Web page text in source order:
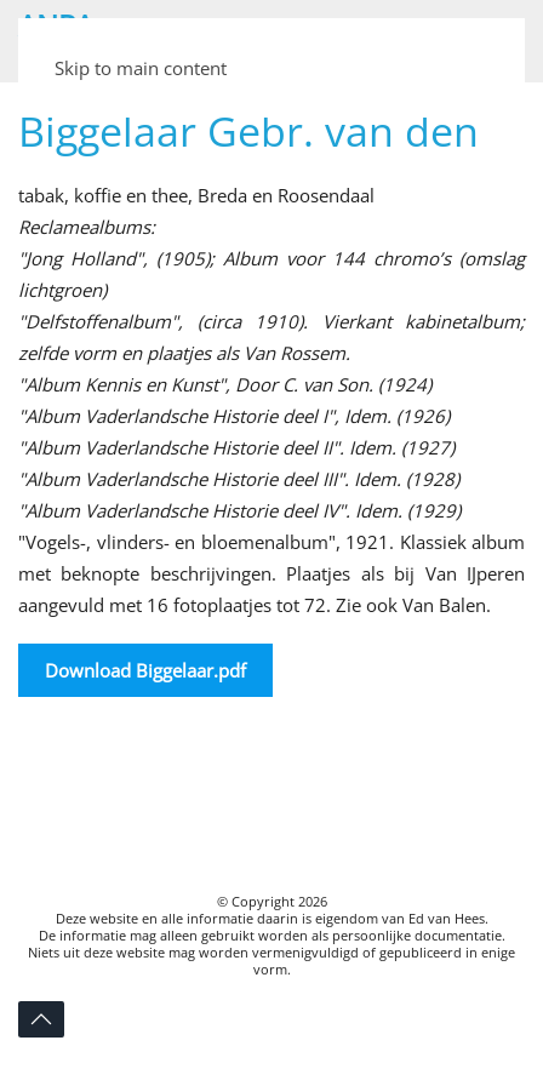
Skip to main content
ANPA
Archief van Nederlandse Plaatjesalbums
Biggelaar Gebr. van den
tabak, koffie en thee, Breda en Roosendaal
Reclamealbums:
"Jong Holland", (1905); Album voor 144 chromo’s (omslag
lichtgroen)
"Delfstoffenalbum", (circa 1910). Vierkant kabinetalbum;
zelfde vorm en plaatjes als Van Rossem.
"Album Kennis en Kunst", Door C. van Son. (1924)
"Album Vaderlandsche Historie deel I", Idem. (1926)
"Album Vaderlandsche Historie deel II". Idem. (1927)
"Album Vaderlandsche Historie deel III". Idem. (1928)
"Album Vaderlandsche Historie deel IV". Idem. (1929)
"Vogels-, vlinders- en bloemenalbum", 1921. Klassiek album
met beknopte beschrijvingen. Plaatjes als bij Van IJperen
aangevuld met 16 fotoplaatjes tot 72. Zie ook Van Balen.
Download Biggelaar.pdf
© Copyright 2026
Deze website en alle informatie daarin is eigendom van Ed van Hees.
De informatie mag alleen gebruikt worden als persoonlijke documentatie.
Niets uit deze website mag worden vermenigvuldigd of gepubliceerd in enige
vorm.